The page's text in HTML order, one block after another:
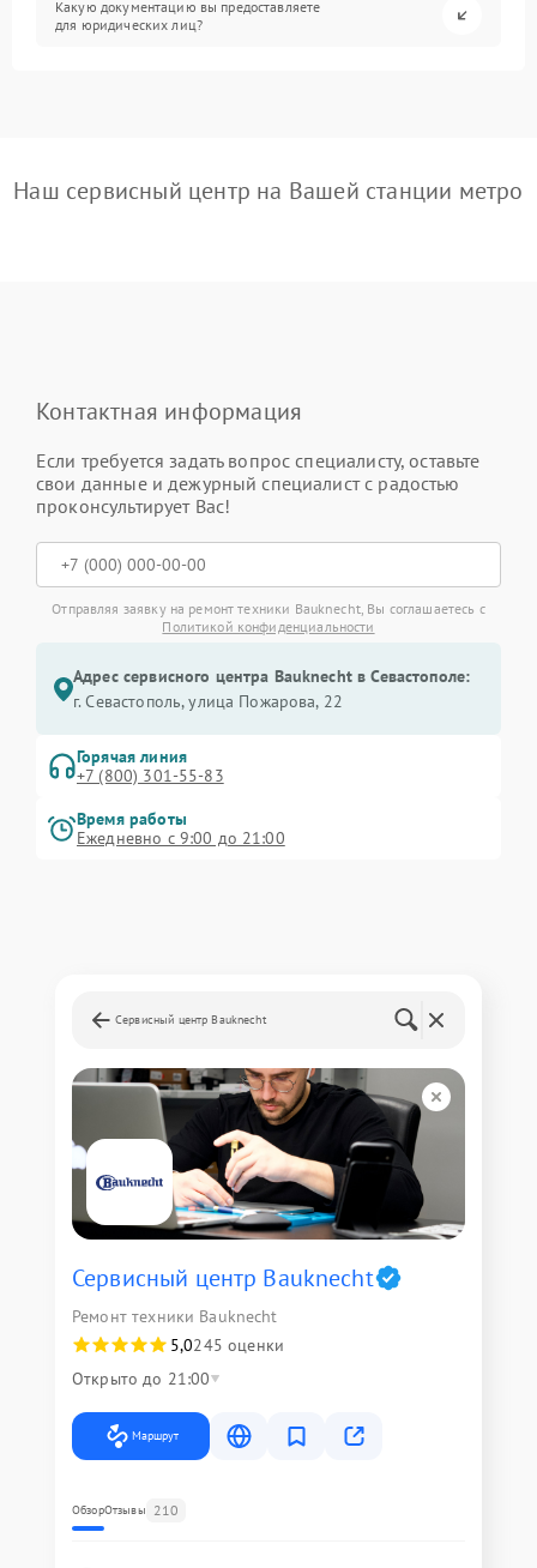
Какую документацию вы предоставляете
для юридических лиц?
Наш сервисный центр на Вашей станции метро
Контактная информация
Если требуется задать вопрос специалисту, оставьте
свои данные и дежурный специалист с радостью
проконсультирует Вас!
Отправляя заявку на ремонт техники Bauknecht, Вы соглашаетесь с
Политикой конфиденциальности
Адрес сервисного центра Bauknecht в Севастополе:
г. Севастополь, улица Пожарова, 22
Горячая линия
+7 (800) 301-55-83
Время работы
Ежедневно с 9:00 до 21:00
Сервисный центр Bauknecht
Сервисный центр Bauknecht
Ремонт техники Bauknecht
5,0245 оценки
Открыто до 21:00
Маршрут
ОбзорОтзывы 210